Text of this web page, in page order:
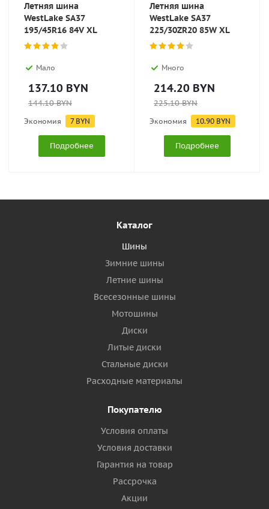
Летняя шина
WestLake SA37
195/45R16 84V XL
Мало
137.10 BYN
144.10BYN
Экономия 7BYN
Подробнее
Летняя шина
WestLake SA37
225/30ZR20 85W XL
Много
214.20 BYN
225.10BYN
Экономия 10.90 BYN
Подробнее
Каталог
Шины
Зимние шины
Летние шины
Всесезонные шины
Мотошины
Диски
Литые диски
Стальные диски
Расходные материалы
Покупателю
Условия оплаты
Условия доставки
Гарантия на товар
Рассрочка
Акции